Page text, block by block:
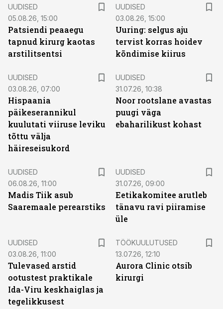
UUDISED
05.08.26, 15:00
Patsiendi peaaegu
tapnud kirurg kaotas
arstilitsentsi
UUDISED
03.08.26, 15:00
Uuring: selgus aju
tervist korras hoidev
kõndimise kiirus
UUDISED
03.08.26, 07:00
Hispaania
päikeserannikul
kuulutati viiruse leviku
tõttu välja
häireseisukord
UUDISED
31.07.26, 10:38
Noor rootslane avastas
puugi väga
ebaharilikust kohast
UUDISED
06.08.26, 11:00
Madis Tiik asub
Saaremaale perearstiks
UUDISED
31.07.26, 09:00
Eetikakomitee arutleb
tänavu ravi piiramise
üle
UUDISED
03.08.26, 11:00
Tulevased arstid
ootustest praktikale
Ida-Viru keskhaiglas ja
tegelikkusest
TÖÖKUULUTUSED
13.07.26, 12:10
Aurora Clinic otsib
kirurgi